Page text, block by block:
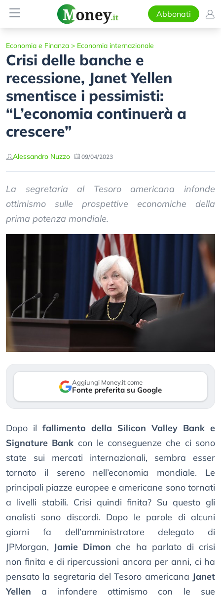
Abbonati
Economia e Finanza > Economia internazionale
Crisi delle banche e
recessione, Janet Yellen
smentisce i pessimisti:
“L’economia continuerà a
crescere”
Alessandro Nuzzo 09/04/2023
La segretaria al Tesoro americana infonde
ottimismo sulle prospettive economiche della
prima potenza mondiale.
Aggiungi Money.it come
Fonte preferita su Google
Dopo il fallimento della Silicon Valley Bank e
Signature Bank con le conseguenze che ci sono
state sui mercati internazionali, sembra esser
tornato il sereno nell’economia mondiale. Le
principali piazze europee e americane sono tornati
a livelli stabili. Crisi quindi finita? Su questo gli
analisti sono discordi. Dopo le parole di alcuni
giorni fa dell’amministratore delegato di
JPMorgan, Jamie Dimon che ha parlato di crisi
non finita e di ripercussioni ancora per anni, ci ha
pensato la segretaria del Tesoro americana Janet
Yellen a infondere ottimismo con le sue